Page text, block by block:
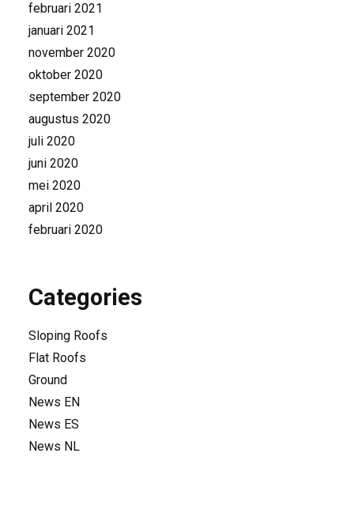
februari 2021
januari 2021
november 2020
oktober 2020
september 2020
augustus 2020
juli 2020
juni 2020
mei 2020
april 2020
februari 2020
Categories
Sloping Roofs
Flat Roofs
Ground
News EN
News ES
News NL